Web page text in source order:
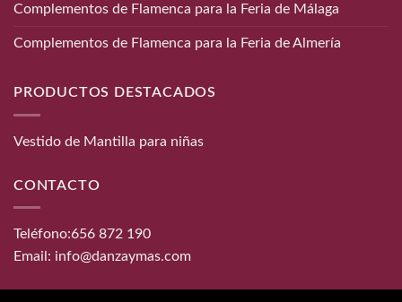
Complementos de Flamenca para la Feria de Málaga
Complementos de Flamenca para la Feria de Almería
PRODUCTOS DESTACADOS
Vestido de Mantilla para niñas
CONTACTO
Teléfono:656 872 190
Email: info@danzaymas.com